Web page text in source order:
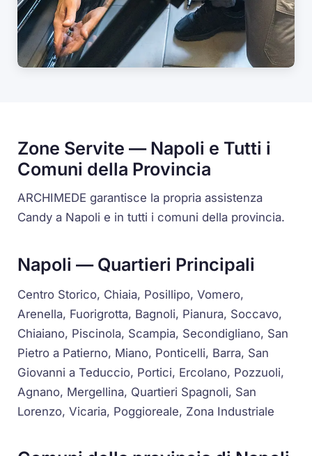
Zone Servite — Napoli e Tutti i
Comuni della Provincia
ARCHIMEDE garantisce la propria assistenza
Candy a Napoli e in tutti i comuni della provincia.
Napoli — Quartieri Principali
Centro Storico, Chiaia, Posillipo, Vomero,
Arenella, Fuorigrotta, Bagnoli, Pianura, Soccavo,
Chiaiano, Piscinola, Scampia, Secondigliano, San
Pietro a Patierno, Miano, Ponticelli, Barra, San
Giovanni a Teduccio, Portici, Ercolano, Pozzuoli,
Agnano, Mergellina, Quartieri Spagnoli, San
Lorenzo, Vicaria, Poggioreale, Zona Industriale